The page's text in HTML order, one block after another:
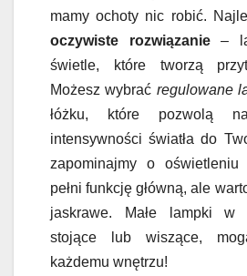
mamy ochoty nic robić.
oczywiste rozwiązanie–
świetle, które tworzą
Możesz wybrać regulowane
łóżku, które pozwolą
intensywności światła do
zapominajmy o oświetleniu
pełni funkcję główną, ale
jaskrawe. Małe lampki w
stojące lub wiszące,
każdemu wnętrzu!